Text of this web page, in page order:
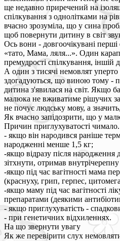
ще недавно приречений на
спілкування з однолітками на
вчасно зрозуміла, що у сина
щоб повернути дитину в світ
Ось вони - довгоочікувані
«тато, Мама, ляля...». Один
премудрості спілкування, іншій
А один з тисячі немовлят уперто
здогадуються, що виною тому -
дитина з'явилася на світ. Якщо
малюка не вживатиме рішучих
не почує людську мову, а
Як вчасно запідозрити, що у
Причин приглухуватості
- якщо він народився раніше
народженні менше 1,5 кг;
-якщо відразу після народження
зітхнути, отримав
-якщо під час вагітності мама
(краснуху, грип, герпес,
-якщо маму під час вагітності
препаратами (деякими
- якщо приглухуватість -
- при генетичних відхиленнях.
На що звернути увагу
Як же перевірити слух